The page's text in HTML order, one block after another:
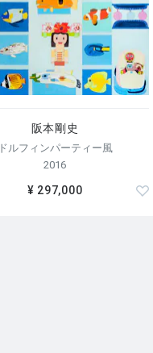
阪本剛史
ドルフィンパーティー風
2016
¥ 297,000